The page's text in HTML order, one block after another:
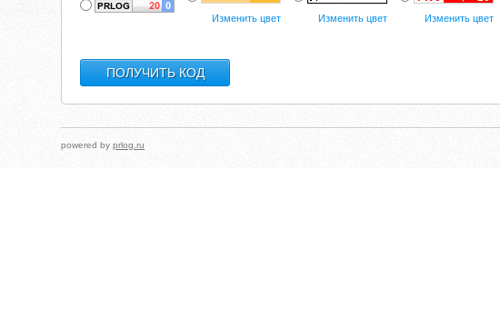
Изменить цвет Изменить цвет Изменить цвет
powered byprlog.ru